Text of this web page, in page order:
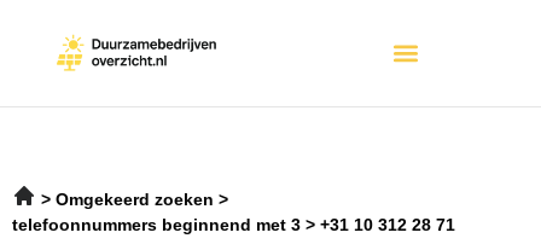
Omgekeerd zoeken
telefoonnummers beginnend met 3
+31 10 312 28 71